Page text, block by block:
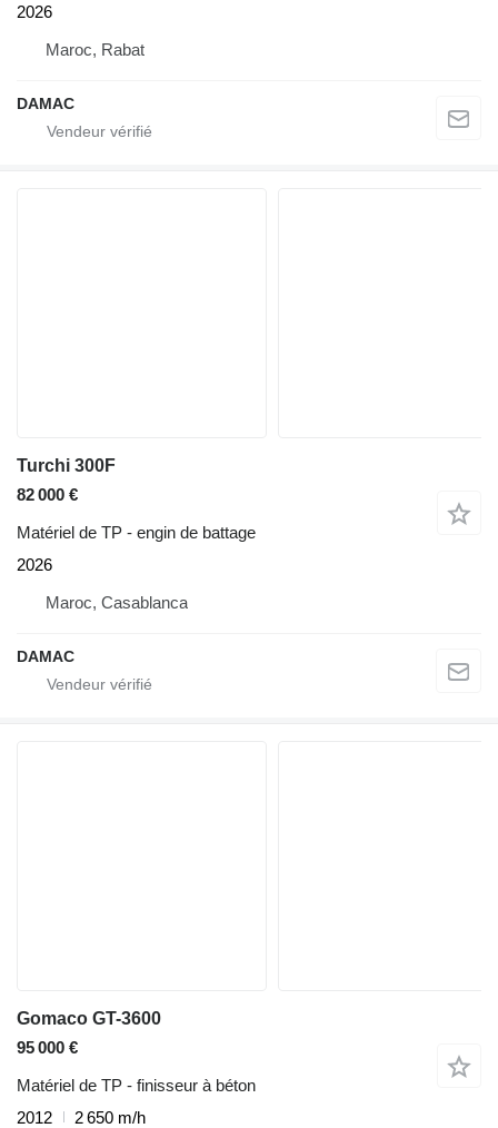
2026
Maroc, Rabat
DAMAC
Turchi 300F
82 000 €
Matériel de TP - engin de battage
2026
Maroc, Casablanca
DAMAC
Gomaco GT-3600
95 000 €
Matériel de TP - finisseur à béton
2012
2 650 m/h